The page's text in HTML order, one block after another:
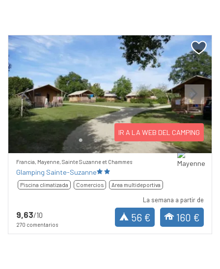
Previous Next
IR A LA WEB DEL CAMPING
Francia, Mayenne, Sainte Suzanne et Chammes
Glamping Sainte-Suzanne
Piscina climatizada Comercios Area multideportiva
9,63/10
270 comentarios
La semana a partir de
56 € 160 €